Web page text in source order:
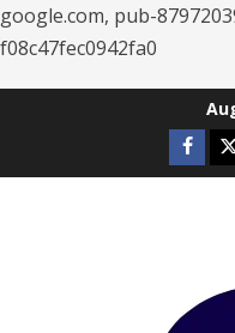
google.com, pub-
f08c47fec0942fa0